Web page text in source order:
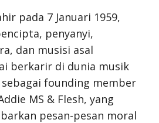
pada 7 Januari 1959,
penyanyi,
dan musisi asal
berkarir di dunia musik
founding member
MS & Flesh, yang
pesan-pesan moral